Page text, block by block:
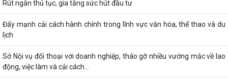
Rút ngắn thủ tục, gia tăng sức hút đầu tư
Đẩy mạnh cải cách hành chính trong lĩnh vực văn hóa, thể thao và du
lịch
Sở Nội vụ đối thoại với doanh nghiệp, tháo gỡ nhiều vướng mắc về lao
động, việc làm và cải cách...